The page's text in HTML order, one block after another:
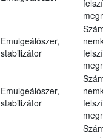
Emulgeálószer,
stabilizátor
Emulgeálószer,
stabilizátor